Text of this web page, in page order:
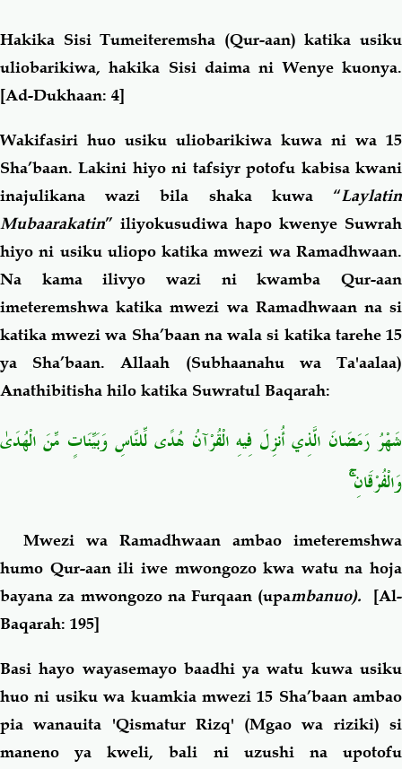
Hakika Sisi Tumeiteremsha (Qur-aan) katika usiku
uliobarikiwa, hakika Sisi daima ni Wenye kuonya.
[Ad-Dukhaan: 4]
Wakifasiri huo usiku uliobarikiwa kuwa ni wa 15
Sha’baan. Lakini hiyo ni tafsiyr potofu kabisa kwani
inajulikana wazi bila shaka kuwa “Laylatin
Mubaarakatin” iliyokusudiwa hapo kwenye Suwrah
hiyo ni usiku uliopo katika mwezi wa Ramadhwaan.
Na kama ilivyo wazi ni kwamba Qur-aan
imeteremshwa katika mwezi wa Ramadhwaan na si
katika mwezi wa Sha’baan na wala si katika tarehe 15
ya Sha’baan. Allaah (Subhaanahu wa Ta'aalaa)
Anathibitisha hilo katika Suwratul Baqarah:
شَهْرُ رَمَضَانَ الَّذِي أُنزِلَ فِيهِ الْقُرْآنُ هُدًى لِّلنَّاسِ وَبَيِّنَاتٍ مِّنَ الْهُدَىٰ
وَالْفُرْقَانِ ۚ
Mwezi wa Ramadhwaan ambao imeteremshwa
humo Qur-aan ili iwe mwongozo kwa watu na hoja
bayana za mwongozo na Furqaan (upambanuo).
[Al-
Baqarah: 195]
Basi hayo wayasemayo baadhi ya watu kuwa usiku
huo ni usiku wa kuamkia mwezi 15 Sha’baan ambao
pia wanauita 'Qismatur Rizq' (Mgao wa riziki) si
maneno ya kweli, bali ni uzushi na upotofu